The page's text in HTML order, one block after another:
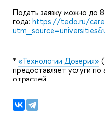
Подать заявку можно до
года: https://tedo.ru/
*«Технологии Доверия»
предоставляет услуги по
отраслей.